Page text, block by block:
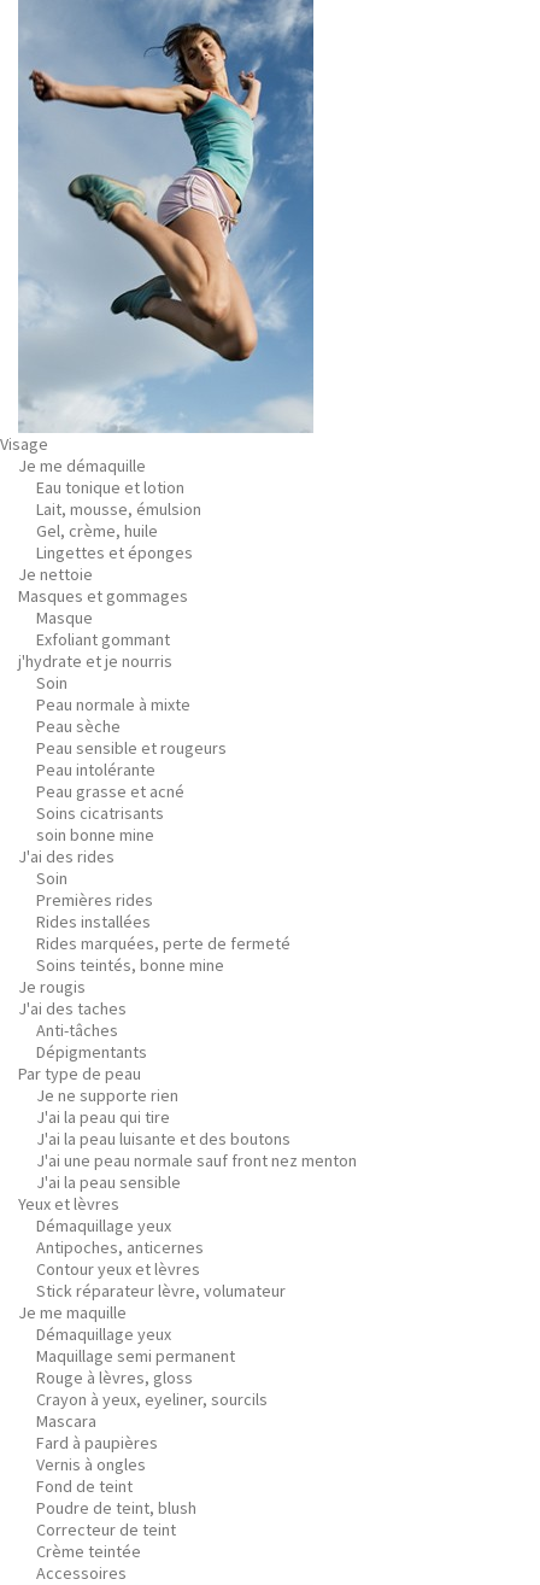
Visage
Je me démaquille
Eau tonique et lotion
Lait, mousse, émulsion
Gel, crème, huile
Lingettes et éponges
Je nettoie
Masques et gommages
Masque
Exfoliant gommant
j'hydrate et je nourris
Soin
Peau normale à mixte
Peau sèche
Peau sensible et rougeurs
Peau intolérante
Peau grasse et acné
Soins cicatrisants
soin bonne mine
J'ai des rides
Soin
Premières rides
Rides installées
Rides marquées, perte de fermeté
Soins teintés, bonne mine
Je rougis
J'ai des taches
Anti-tâches
Dépigmentants
Par type de peau
Je ne supporte rien
J'ai la peau qui tire
J'ai la peau luisante et des boutons
J'ai une peau normale sauf front nez menton
J'ai la peau sensible
Yeux et lèvres
Démaquillage yeux
Antipoches, anticernes
Contour yeux et lèvres
Stick réparateur lèvre, volumateur
Je me maquille
Démaquillage yeux
Maquillage semi permanent
Rouge à lèvres, gloss
Crayon à yeux, eyeliner, sourcils
Mascara
Fard à paupières
Vernis à ongles
Fond de teint
Poudre de teint, blush
Correcteur de teint
Crème teintée
Accessoires